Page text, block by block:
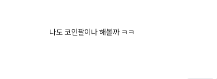
나도 코인팔이나 해볼까 ㅋㅋ